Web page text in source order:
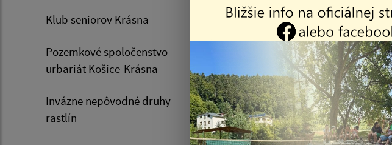
Klub seniorov Krásna
Pozemkové spoločenstvo
urbariát Košice-Krásna
Invázne nepôvodné druhy
rastlín
Zoznam aktualít: